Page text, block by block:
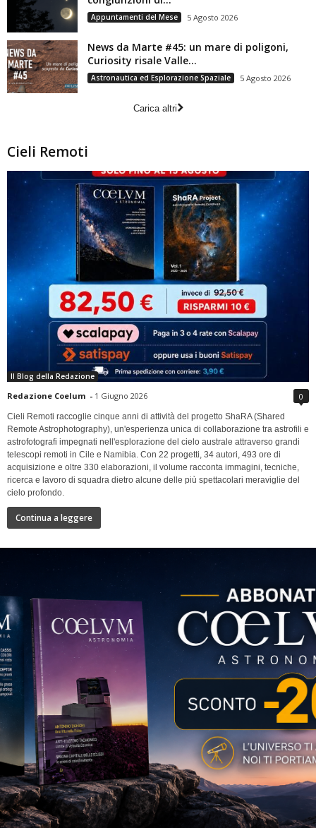
Appuntamenti del Mese 5 Agosto 2026
News da Marte #45: un mare di poligoni,
Curiosity risale Valle...
Astronautica ed Esplorazione Spaziale 5 Agosto 2026
Carica altri
Cieli Remoti
Il Blog della Redazione
Redazione Coelum - 1 Giugno 2026 0
Cieli Remoti raccoglie cinque anni di attività del progetto ShaRA (Shared
Remote Astrophotography), un'esperienza unica di collaborazione tra astrofili e
astrofotografi impegnati nell'esplorazione del cielo australe attraverso grandi
telescopi remoti in Cile e Namibia. Con 22 progetti, 34 autori, 493 ore di
acquisizione e oltre 330 elaborazioni, il volume racconta immagini, tecniche,
ricerca e lavoro di squadra dietro alcune delle più spettacolari meraviglie del
cielo profondo.
Continua a leggere